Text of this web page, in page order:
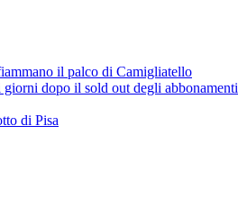
il palco di Camigliatello
dopo il sold out degli abbonamenti
di Pisa